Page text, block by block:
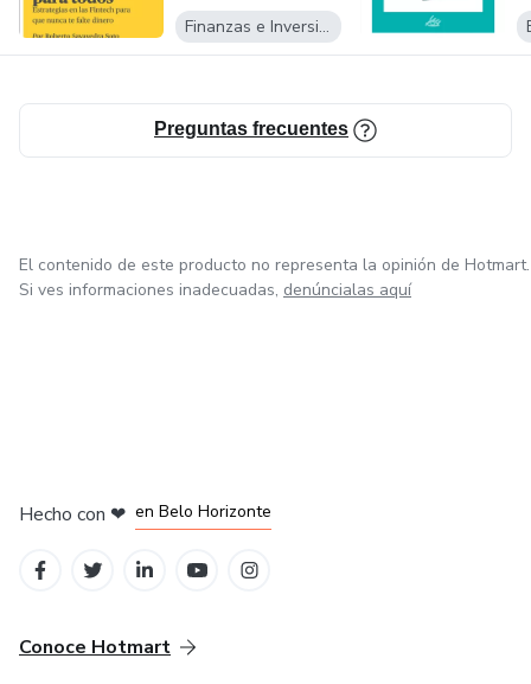
Finanzas e Inversiones
Preguntas frecuentes
El contenido de este producto no representa la opinión de Hotmart.
Si ves informaciones inadecuadas, denúncialas aquí
Hecho con ❤ en Belo Horizonte
Conoce Hotmart